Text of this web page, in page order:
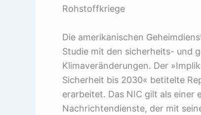
Rohstoffkriege
Die amerikanischen
Studie mit den sicherheits- und
Klimaveränderungen. Der
Sicherheit bis 2030« betitelte
erarbeitet. Das NIC gilt als einer
Nachrichtendienste, der mit